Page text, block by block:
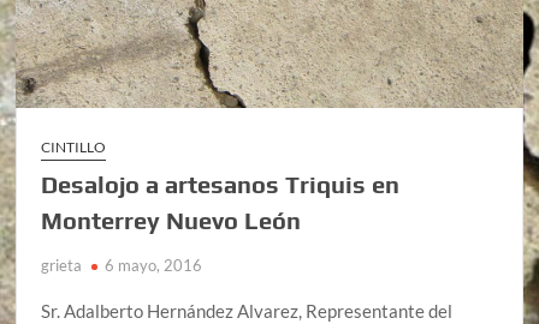
CINTILLO
Desalojo a artesanos Triquis en
Monterrey Nuevo León
grieta 6 mayo, 2016
Sr. Adalberto Hernández Alvarez, Representante del